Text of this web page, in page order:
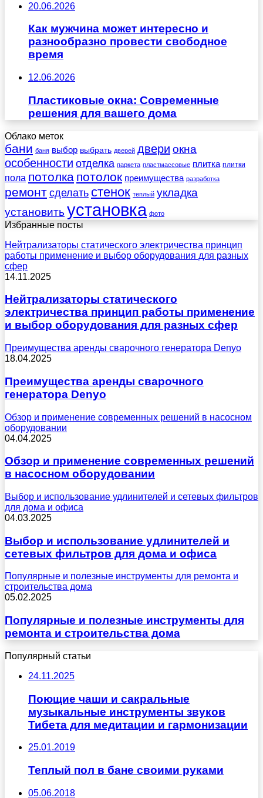
20.06.2026
Как мужчина может интересно и
разнообразно провести свободное
время
12.06.2026
Пластиковые окна: Современные
решения для вашего дома
Облако меток
бани баня выбор выбрать дверей двери окна
особенности отделка паркета пластмассовые плитка плитки
пола потолка потолок преимущества разработка
ремонт сделать стенок теплый укладка
установить установка фото
Избранные посты
Нейтрализаторы статического электричества принцип
работы применение и выбор оборудования для разных
сфер
14.11.2025
Нейтрализаторы статического
электричества принцип работы применение
и выбор оборудования для разных сфер
Преимущества аренды сварочного генератора Denyo
18.04.2025
Преимущества аренды сварочного
генератора Denyo
Обзор и применение современных решений в насосном
оборудовании
04.04.2025
Обзор и применение современных решений
в насосном оборудовании
Выбор и использование удлинителей и сетевых фильтров
для дома и офиса
04.03.2025
Выбор и использование удлинителей и
сетевых фильтров для дома и офиса
Популярные и полезные инструменты для ремонта и
строительства дома
05.02.2025
Популярные и полезные инструменты для
ремонта и строительства дома
Популярный статьи
24.11.2025
Поющие чаши и сакральные
музыкальные инструменты звуков
Тибета для медитации и гармонизации
25.01.2019
Теплый пол в бане своими руками
05.06.2018